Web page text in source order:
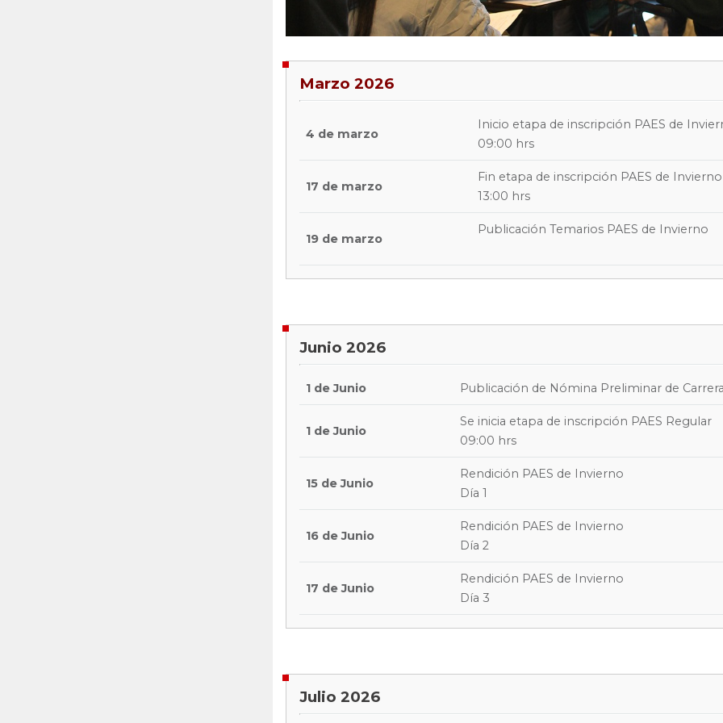
Marzo 2026
4 de marzo
Inicio etapa de inscripción PAES de
09:00 hrs
17 de marzo
Fin etapa de inscripción PAES de Invierno
13:00 hrs
19 de marzo
Publicación Temarios PAES de Invierno
Junio 2026
1 de Junio Publicación de Nómina Preliminar de
1 de Junio
Se inicia etapa de inscripción PAES Regular
09:00 hrs
15 de Junio
Rendición PAES de Invierno
Día 1
16 de Junio
Rendición PAES de Invierno
Día 2
17 de Junio
Rendición PAES de Invierno
Día 3
Julio 2026